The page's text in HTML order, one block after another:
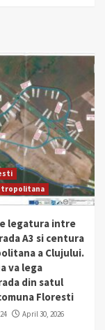
legatura intre
A3 si centura
a Clujului.
va lega
din satul
Floresti
April 30, 2026